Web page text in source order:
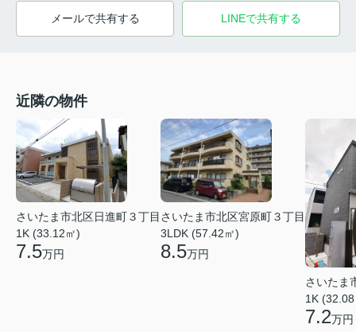
メールで共有する LINEで共有する
近隣の物件
さいたま市北区日進町３丁目
1K (33.12㎡)
7.5万円
さいたま市北区宮原町３丁目
3LDK (57.42㎡)
8.5万円
さいたま
1K
7.2万円